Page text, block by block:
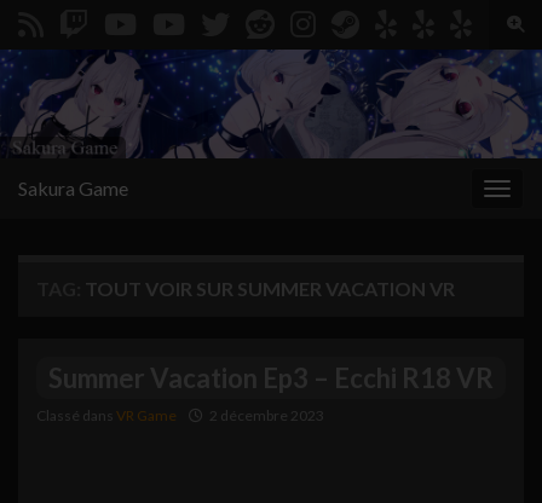
Search for:
Sakura Game
TOUT VOIR SUR SUMMER VACATION VR
Summer Vacation Ep3 – Ecchi R18 VR
Classé dans VR Game 2 décembre 2023